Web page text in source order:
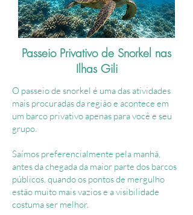
Passeio Privativo de Snorkel nas
Ilhas Gili
O passeio de snorkel é uma das atividades
mais procuradas da região e acontece em
um barco privativo apenas para você e seu
grupo.
Saímos preferencialmente pela manhã,
antes da chegada da maior parte dos barcos
públicos, quando os pontos de mergulho
estão muito mais vazios e a visibilidade
costuma ser melhor.